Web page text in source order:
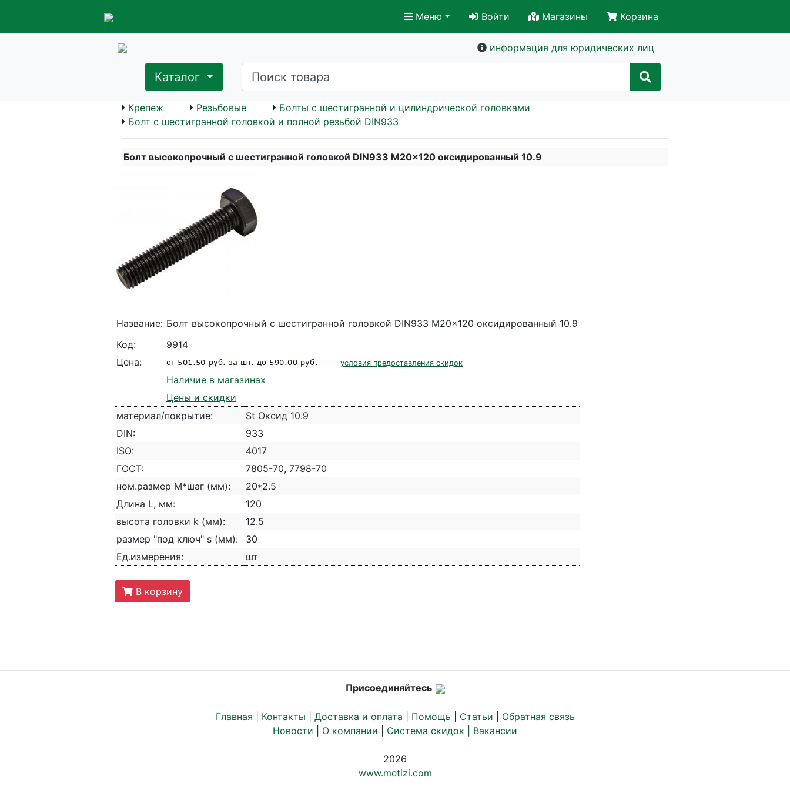
Меню Войти Магазины Корзина
информация для юридических лиц
Каталог
Крепеж Резьбовые
Болты с шестигранной и цилиндрической головками
Болт с шестигранной головкой и полной резьбой DIN933
Болт высокопрочный с шестигранной головкой DIN933 M20x120 оксидированный 10.9
Название: Болт высокопрочный с шестигранной головкой DIN933 M20x120 оксидированный 10.9
Код:
9914
Цена:
условия предоставления скидок
Наличие в магазинах
Цены и скидки
материал/покрытие:
St Оксид 10.9
DIN:
933
ISO:
4017
ГОСТ:
7805-70, 7798-70
ном.размер М*шаг (мм):
20*2.5
Длина L, мм:
120
высота головки k (мм):
12.5
размер "под ключ" s (мм):
30
Ед.измерения:
шт
В корзину
Присоединяйтесь
Главная Контакты Доставка и оплата Помощь Статьи
Обратная связь
Новости
О компании Система скидок | Вакансии
2026
www.metizi.com